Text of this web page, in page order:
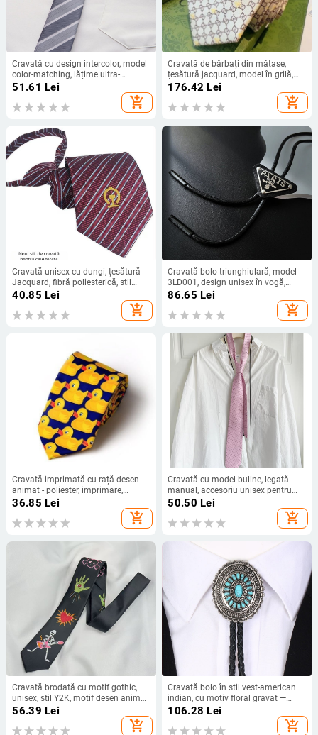
Cravată cu design intercolor, model
color-matching, lățime ultra-
îngustă, fibre de poliester, tip: floare
51.61 Lei
add_shopping_cart
Cravată de bărbați din mătase,
țesătură jacquard, model în grilă,
formă romb, stil modern
176.42 Lei
add_shopping_cart
Cravată unisex cu dungi, țesătură
Jacquard, fibră poliesterică, stil
săgeată, motiv constelație
40.85 Lei
add_shopping_cart
Cravată bolo triunghiulară, model
3LD001, design unisex în vogă,
finisaj lucios oglindit pentru purtare
86.65 Lei
add_shopping_cart
Cravată imprimată cu rață desen
animat - poliester, imprimare,
unisex, stil săgeată
36.85 Lei
add_shopping_cart
Cravată cu model buline, legată
manual, accesoriu unisex pentru
cămașă (poliestru, formă în valuri,
50.50 Lei
add_shopping_cart
Cravată brodată cu motif gothic,
unisex, stil Y2K, motif desen animat
cu inimă, palmă și ochi
56.39 Lei
add_shopping_cart
Cravată bolo în stil vest-american
indian, cu motiv floral gravat —
unisex
106.28 Lei
add_shopping_cart